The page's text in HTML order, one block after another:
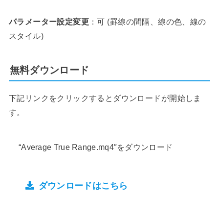
パラメーター設定変更 ：可 (罫線の間隔、線の色、線の
スタイル)
無料ダウンロード
下記リンクをクリックするとダウンロードが開始しま
す。
“Average True Range.mq4″をダウンロード
ダウンロードはこちら